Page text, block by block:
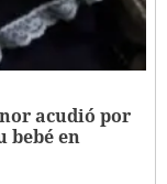
acudió por
bebé en